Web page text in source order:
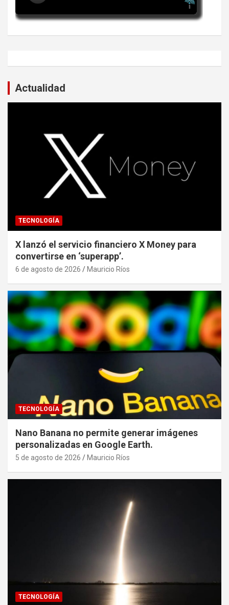
Actualidad
TECNOLOGÍA
X lanzó el servicio financiero X Money para
convertirse en ‘superapp’.
6 de agosto de 2026 Mauricio Ríos
TECNOLOGÍA
Nano Banana no permite generar imágenes
personalizadas en Google Earth.
5 de agosto de 2026 Mauricio Ríos
TECNOLOGÍA